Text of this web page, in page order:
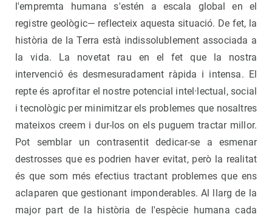
l'empremta humana s'estén a escala global en el
registre geològic— reflecteix aquesta situació. De fet, la
història de la Terra està indissolublement associada a
la vida. La novetat rau en el fet que la nostra
intervenció és desmesuradament ràpida i intensa. El
repte és aprofitar el nostre potencial intel·lectual, social
i tecnològic per minimitzar els problemes que nosaltres
mateixos creem i dur-los on els puguem tractar millor.
Pot semblar un contrasentit dedicar-se a esmenar
destrosses que es podrien haver evitat, però la realitat
és que som més efectius tractant problemes que ens
aclaparen que gestionant imponderables. Al llarg de la
major part de la història de l'espècie humana cada